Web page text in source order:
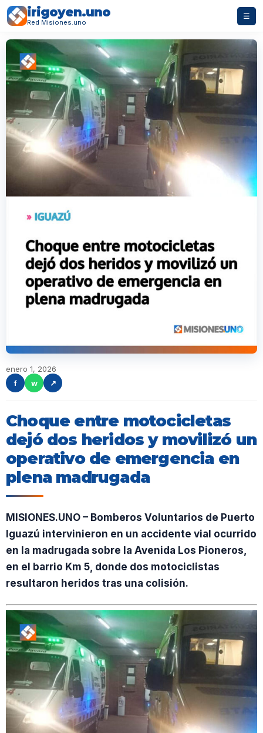
irigoyen.uno
Red Misiones.uno
☰
enero 1, 2026
f
w ↗
Choque entre motocicletas
dejó dos heridos y movilizó un
operativo de emergencia en
plena madrugada
MISIONES.UNO – Bomberos Voluntarios de Puerto
Iguazú intervinieron en un accidente vial ocurrido
en la madrugada sobre la Avenida Los Pioneros,
en el barrio Km 5, donde dos motociclistas
resultaron heridos tras una colisión.